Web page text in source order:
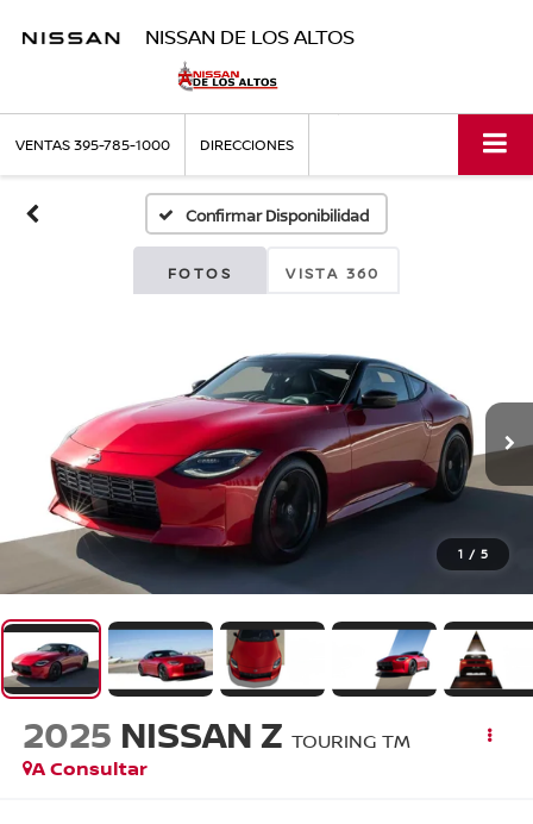
NISSAN DE LOS ALTOS
VENTAS395-785-1000 DIRECCIONES
Confirmar Disponibilidad
FOTOS VISTA 360
1 / 5
2025 NISSAN Z TOURING TM
A Consultar